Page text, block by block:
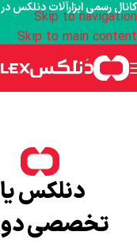
Skip to navigation
Skip to main content
کانال رسمی ابزارآلات دنلکس در
دنلکس
تخصصی دو